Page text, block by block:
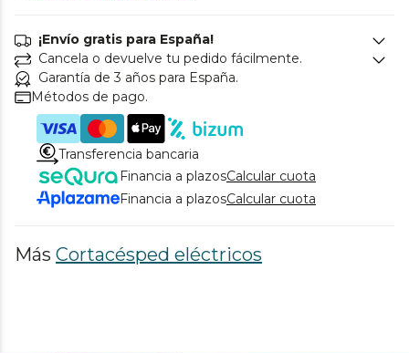
¡Envío gratis para España!
Cancela o devuelve tu pedido fácilmente.
Garantía de 3 años para España.
Métodos de pago.
Transferencia bancaria
Financia a plazosCalcular cuota
Financia a plazosCalcular cuota
Más Cortacésped eléctricos